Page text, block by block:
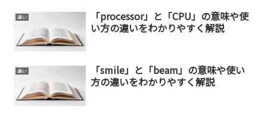
違い
「processor」と「CPU」の意味や使
い方の違いをわかりやすく解説
違い
「smile」と「beam」の意味や使い
方の違いをわかりやすく解説